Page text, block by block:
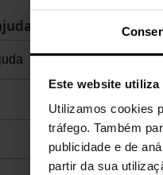
Este website utiliza
Utilizamos cookies
tráfego. Também
publicidade e de
partir da sua